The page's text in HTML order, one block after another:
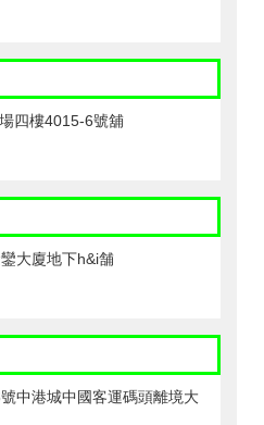
四樓4015-6號舖
大廈地下h&i舗
中港城中國客運碼頭離境大